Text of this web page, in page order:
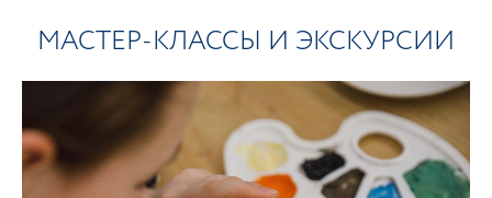
МАСТЕР-КЛАССЫ И ЭКСКУРСИИ